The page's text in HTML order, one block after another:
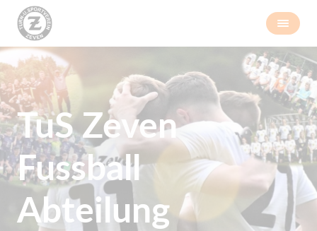
TuS Zeven
Fussball
Abteilung